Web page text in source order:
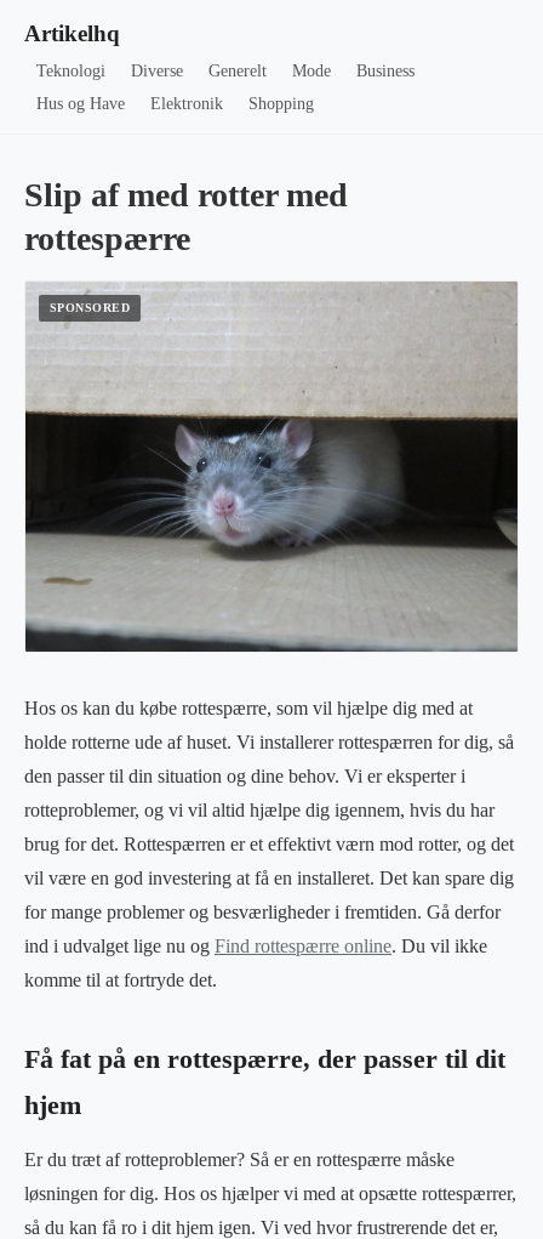
Artikelhq
Teknologi Diverse Generelt Mode
Business
Hus og Have
Elektronik Shopping
Slip af med rotter med
rottespærre
Hos os kan du købe rottespærre, som vil hjælpe dig med at
holde rotterne ude af huset. Vi installerer rottespærren for dig, så
den passer til din situation og dine behov. Vi er eksperter i
rotteproblemer, og vi vil altid hjælpe dig igennem, hvis du har
brug for det. Rottespærren er et effektivt værn mod rotter, og det
vil være en god investering at få en installeret. Det kan spare dig
for mange problemer og besværligheder i fremtiden. Gå derfor
ind i udvalget lige nu og Find rottespærre online. Du vil ikke
komme til at fortryde det.
Få fat på en rottespærre, der passer til dit
hjem
Er du træt af rotteproblemer? Så er en rottespærre måske
løsningen for dig. Hos os hjælper vi med at opsætte rottespærrer,
så du kan få ro i dit hjem igen. Vi ved hvor frustrerende det er,